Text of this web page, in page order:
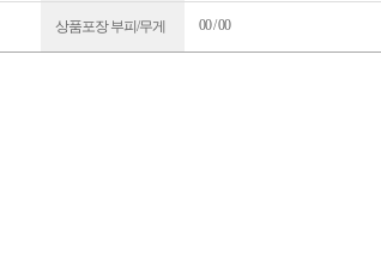
상품포장 부피/무게 00 / 00